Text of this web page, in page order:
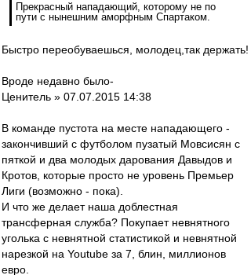
Прекрасный нападающий, которому не по
пути с нынешним аморфным Спартаком.
Быстро переобуваешься, молодец,так держать!
Вроде недавно было-
Ценитель » 07.07.2015 14:38
В команде пустота на месте нападающего -
закончивший с футболом пузатый Мовсисян с
пяткой и два молодых дарования Давыдов и
Кротов, которые просто не уровень Премьер
Лиги (возможно - пока).
И что же делает наша доблестная
трансферная служба? Покупает невнятного
уголька с невнятной статистикой и невнятной
нарезкой на Youtube за 7, блин, миллионов
евро.